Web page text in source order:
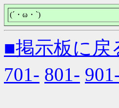
(´・ω・`)
■掲示板に戻
701- 801-